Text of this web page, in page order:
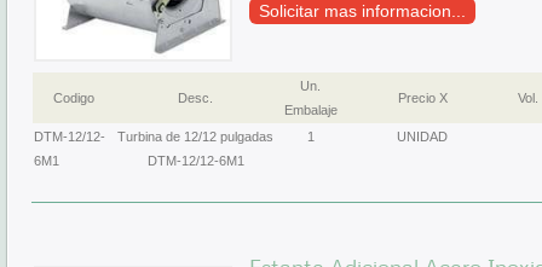
Solicitar mas informacion...
Codigo Desc.
Un.
Embalaje
Precio X Vol.
DTM-12/12-
6M1
Turbina de 12/12 pulgadas
DTM-12/12-6M1
1 UNIDAD